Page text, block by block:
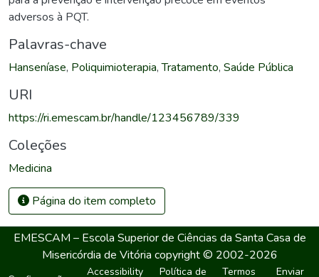
adversos à PQT.
Palavras-chave
Hanseníase, Poliquimioterapia,Tratamento, Saúde Pública
URI
https://ri.emescam.br/handle/123456789/339
Coleções
Medicina
Página do item completo
EMESCAM – Escola Superior de Ciências da Santa Casa de
Misericórdia de Vitória copyright © 2002-2026
Accessibility Política de Termos Enviar